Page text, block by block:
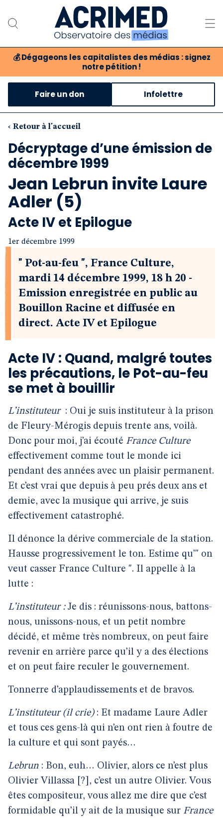
💰 Dégageons les capitalistes des médias : signez
notre pétition !
Notre association
Notre critique des médias
Nos propositions
Notre revue
Boutique
Faire un don Infolettre
‹ Retour à l'accueil
Décryptage d’une émission de
décembre 1999
Jean Lebrun invite Laure
Adler (5)
Acte IV et Epilogue
1er décembre 1999
" Pot-au-feu ", France Culture,
mardi 14 décembre 1999, 18 h 20 -
Emission enregistrée en public au
Bouillon Racine et diffusée en
direct. Acte IV et Epilogue
Acte IV : Quand, malgré toutes
les précautions, le Pot-au-feu
se met à bouillir
L’instituteur : Oui je suis instituteur à la prison
de Fleury-Mérogis depuis trente ans, voilà.
Donc pour moi, j’ai écouté France Culture
effectivement comme tout le monde ici
pendant des années avec un plaisir permanent.
Et c’est vrai que depuis à peu prés deux ans et
demie, avec la musique qui arrive, je suis
effectivement catastrophé.
Il dénonce la dérive commerciale de la station.
Hausse progressivement le ton. Estime qu’" on
veut casser France Culture ". Il appelle à la
lutte :
L’instituteur :Je dis : réunissons-nous, battons-
nous, unissons-nous, et un petit nombre
décidé, et même très nombreux, on peut faire
revenir en arrière parce qu’il y a des élections
et on peut faire reculer le gouvernement.
Tonnerre d’applaudissements et de bravos.
L’instituteur (il crie): Et madame Laure Adler
et tous ces gens-là qui n’en ont rien à foutre de
la culture et qui sont payés…
Lebrun : Bon, euh… Olivier, alors ce n’est plus
Olivier Villassa [?], c’est un autre Olivier. Vous
êtes compositeur, vous allez me dire que c’est
formidable qu’il y ait de la musique sur France